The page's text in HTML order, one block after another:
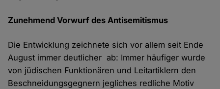
Zunehmend Vorwurf des Antisemitismus
Die Entwicklung zeichnete sich vor allem seit Ende
August immer deutlicher ab: Immer häufiger wurde
von jüdischen Funktionären und Leitartiklern den
Beschneidungsgegnern jegliches redliche Motiv